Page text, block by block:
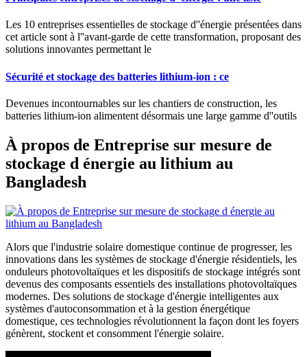
Les 10 entreprises essentielles de stockage d''énergie présentées dans
cet article sont à l''avant-garde de cette transformation, proposant des
solutions innovantes permettant le
Sécurité et stockage des batteries lithium-ion : ce
Devenues incontournables sur les chantiers de construction, les
batteries lithium-ion alimentent désormais une large gamme d''outils
À propos de Entreprise sur mesure de
stockage d énergie au lithium au
Bangladesh
Alors que l'industrie solaire domestique continue de progresser, les
innovations dans les systèmes de stockage d'énergie résidentiels, les
onduleurs photovoltaïques et les dispositifs de stockage intégrés sont
devenus des composants essentiels des installations photovoltaïques
modernes. Des solutions de stockage d'énergie intelligentes aux
systèmes d'autoconsommation et à la gestion énergétique
domestique, ces technologies révolutionnent la façon dont les foyers
génèrent, stockent et consomment l'énergie solaire.